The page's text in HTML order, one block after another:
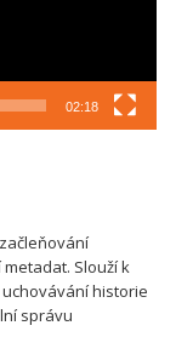
02:18
Slouží k
historie
správu